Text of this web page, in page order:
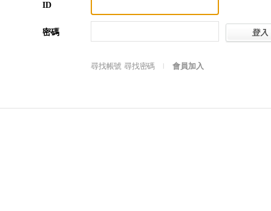
ID
密碼
尋找帳號 尋找密碼 會員加入